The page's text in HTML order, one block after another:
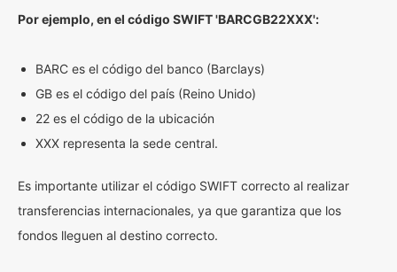
Por ejemplo, en el código SWIFT 'BARCGB22XXX':
BARC es el código del banco (Barclays)
GB es el código del país (Reino Unido)
22 es el código de la ubicación
XXX representa la sede central.
Es importante utilizar el código SWIFT correcto al realizar
transferencias internacionales, ya que garantiza que los
fondos lleguen al destino correcto.